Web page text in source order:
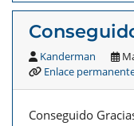
Kanderman
Enlace
Conseguido